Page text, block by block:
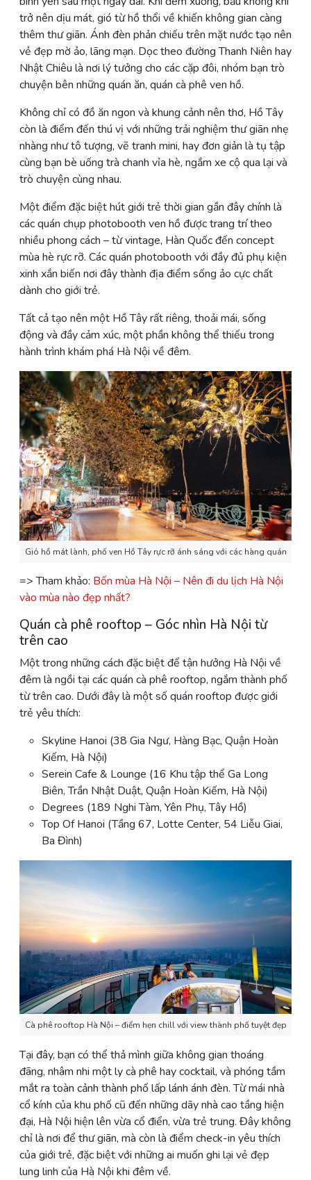
trở nên dịu mát, gió từ hồ thổi về khiến không gian càng
thêm thư giãn. Ánh đèn phản chiếu trên mặt nước tạo nên
vẻ đẹp mờ ảo, lãng mạn. Dọc theo đường Thanh Niên hay
Nhật Chiêu là nơi lý tưởng cho các cặp đôi, nhóm bạn trò
chuyện bên những quán ăn, quán cà phê ven hồ.
Không chỉ có đồ ăn ngon và khung cảnh nên thơ, Hồ Tây
còn là điểm đến thú vị với những trải nghiệm thư giãn nhẹ
nhàng như tô tượng, vẽ tranh mini, hay đơn giản là tụ tập
cùng bạn bè uống trà chanh vỉa hè, ngắm xe cộ qua lại và
trò chuyện cùng nhau.
Một điểm đặc biệt hút giới trẻ thời gian gần đây chính là
các quán chụp photobooth ven hồ được trang trí theo
nhiều phong cách – từ vintage, Hàn Quốc đến concept
mùa hè rực rỡ. Các quán photobooth với đầy đủ phụ kiện
xinh xắn biến nơi đây thành địa điểm sống ảo cực chất
dành cho giới trẻ.
Tất cả tạo nên một Hồ Tây rất riêng, thoải mái, sống
động và đầy cảm xúc, một phần không thể thiếu trong
hành trình khám phá Hà Nội về đêm.
Gió hồ mát lành, phố ven Hồ Tây rực rỡ ánh sáng với các hàng quán
=> Tham khảo: Bốn mùa Hà Nội – Nên đi du lịch Hà Nội
vào mùa nào đẹp nhất?
Quán cà phê rooftop – Góc nhìn Hà Nội từ
trên cao
Một trong những cách đặc biệt để tận hưởng Hà Nội về
đêm là ngồi tại các quán cà phê rooftop, ngắm thành phố
từ trên cao. Dưới đây là một số quán rooftop được giới
trẻ yêu thích:
Skyline Hanoi (38 Gia Ngư, Hàng Bạc, Quận Hoàn
Kiếm, Hà Nội)
Serein Cafe & Lounge (16 Khu tập thể Ga Long
Biên, Trần Nhật Duật, Quận Hoàn Kiếm, Hà Nội)
Degrees (189 Nghi Tàm, Yên Phụ, Tây Hồ)
Top Of Hanoi (Tầng 67, Lotte Center, 54 Liễu Giai,
Ba Đình)
Cà phê rooftop Hà Nội – điểm hẹn chill với view thành phố tuyệt đẹp
Tại đây, bạn có thể thả mình giữa không gian thoáng
đãng, nhâm nhi một ly cà phê hay cocktail, và phóng tầm
mắt ra toàn cảnh thành phố lấp lánh ánh đèn. Từ mái nhà
cổ kính của khu phố cũ đến những dãy nhà cao tầng hiện
đại, Hà Nội hiện lên vừa cổ điển, vừa trẻ trung. Đây không
chỉ là nơi để thư giãn, mà còn là điểm check-in yêu thích
của giới trẻ, đặc biệt với những ai muốn ghi lại vẻ đẹp
lung linh của Hà Nội khi đêm về.